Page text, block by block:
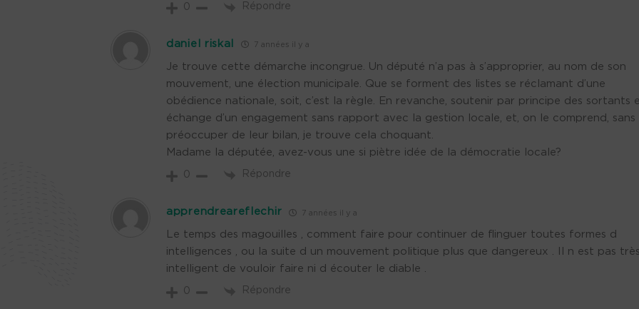
0 Répondre
daniel riskal 7 années il y a
Je trouve cette démarche incongrue. Un député n’a pas à s’approprier, au nom de son
mouvement, une élection municipale. Que se forment des listes se réclamant d’une
obédience nationale, soit, c’est la règle. En revanche, soutenir par principe des sortants
échange d’un engagement sans rapport avec la gestion locale, et, on le comprend, sans
préoccuper de leur bilan, je trouve cela choquant.
Madame la députée, avez-vous une si piètre idée de la démocratie locale?
0 Répondre
apprendreareflechir 7 années il y a
Le temps des magouilles , comment faire pour continuer de flinguer toutes formes d
intelligences , ou la suite d un mouvement politique plus que dangereux . Il n est pas
intelligent de vouloir faire ni d écouter le diable .
0 Répondre